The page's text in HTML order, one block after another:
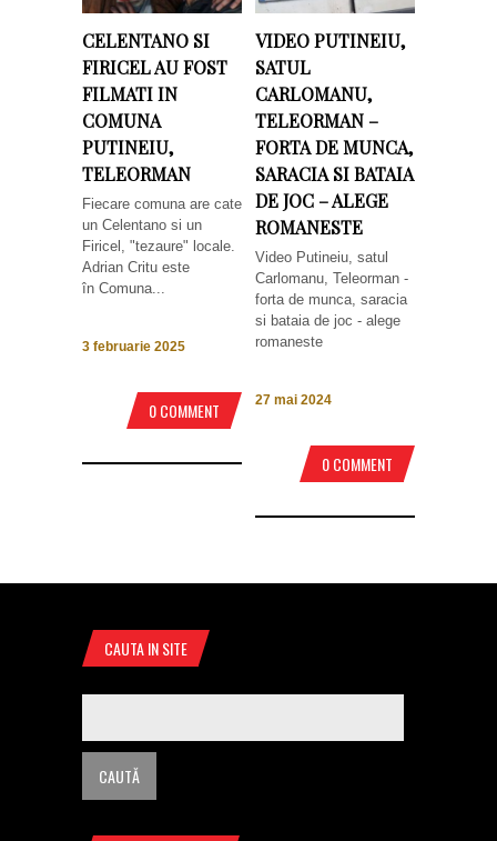
CELENTANO SI
FIRICEL AU FOST
FILMATI IN
COMUNA
PUTINEIU,
TELEORMAN
Fiecare comuna are cate
un Celentano si un
Firicel, "tezaure" locale.
Adrian Critu este
în Comuna...
3 februarie 2025
0 COMMENT
VIDEO PUTINEIU,
SATUL
CARLOMANU,
TELEORMAN –
FORTA DE MUNCA,
SARACIA SI BATAIA
DE JOC – ALEGE
ROMANESTE
Video Putineiu, satul
Carlomanu, Teleorman -
forta de munca, saracia
si bataia de joc - alege
romaneste
27 mai 2024
0 COMMENT
CAUTA IN SITE